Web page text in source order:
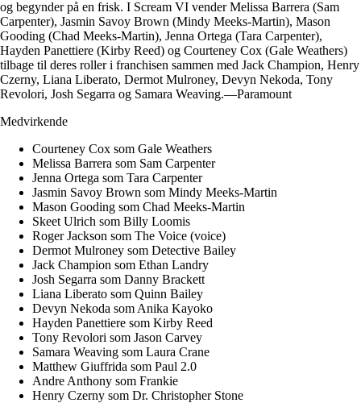
og begynder på en frisk. I Scream VI vender Melissa Barrera (Sam
Carpenter), Jasmin Savoy Brown (Mindy Meeks-Martin), Mason
Gooding (Chad Meeks-Martin), Jenna Ortega (Tara Carpenter),
Hayden Panettiere (Kirby Reed) og Courteney Cox (Gale Weathers)
tilbage til deres roller i franchisen sammen med Jack Champion, Henry
Czerny, Liana Liberato, Dermot Mulroney, Devyn Nekoda, Tony
Revolori, Josh Segarra og Samara Weaving.—Paramount
Medvirkende
Courteney Cox som Gale Weathers
Melissa Barrera som Sam Carpenter
Jenna Ortega som Tara Carpenter
Jasmin Savoy Brown som Mindy Meeks-Martin
Mason Gooding som Chad Meeks-Martin
Skeet Ulrich som Billy Loomis
Roger Jackson som The Voice (voice)
Dermot Mulroney som Detective Bailey
Jack Champion som Ethan Landry
Josh Segarra som Danny Brackett
Liana Liberato som Quinn Bailey
Devyn Nekoda som Anika Kayoko
Hayden Panettiere som Kirby Reed
Tony Revolori som Jason Carvey
Samara Weaving som Laura Crane
Matthew Giuffrida som Paul 2.0
Andre Anthony som Frankie
Henry Czerny som Dr. Christopher Stone